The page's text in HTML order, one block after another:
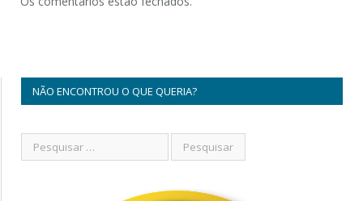
NÃO ENCONTROU O QUE QUERIA?